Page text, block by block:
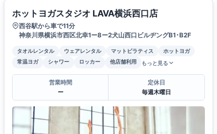
ホットヨガスタジオ LAVA横浜西口店
西谷駅から車で11分
神奈川県横浜市西区北幸1ー8ー2犬山西口ビルヂングB1･B2F
タオルレンタル ウェアレンタル マットピラティス
ホットヨガ
常温ヨガ
シャワー ロッカー 他店舗利用 もっと見る
営業時間
ー
定休日
毎週木曜日